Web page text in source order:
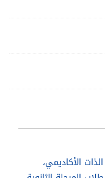
الأكاديمي،